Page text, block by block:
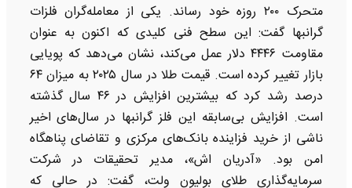
متحرک ۲۰۰ روزه خود رساند. یکی از معامله‌گران فلزات
گرانبها گفت: این سطح فنی کلیدی که اکنون به عنوان
مقاومت ۴۴۴۶ دلار عمل می‌کند، نشان می‌دهد که پویایی
بازار تغییر کرده است. قیمت طلا در سال ۲۰۲۵ به میزان ۶۴
درصد رشد کرد که بیشترین افزایش در ۴۶ سال گذشته
است. افزایش بی‌سابقه این فلز گرانبها در سال‌های اخیر
ناشی از خرید فزاینده بانک‌های مرکزی و تقاضای پناهگاه
امن بود. «آدریان اش»، مدیر تحقیقات در شرکت
سرمایه‌گذاری طلای بولیون ولت، گفت: در حالی که